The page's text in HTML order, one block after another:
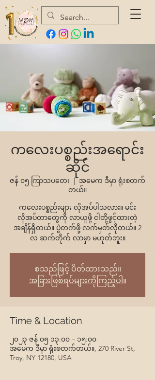
ကလေးပစ္စည်းအရောင်း
ဆိုင်
ဇန် ၀၅ ကြာသပတေး
  |
အမေက ဒီမှာ ရုံးစတက်
တယ်။
ကလေးပစ္စည်းများ လိုအပ်ပါသလား။ မင်း
လိုအပ်တာတွေကို လာယူဖို့ ငါတို့ဖွင့်ထားတဲ့
အချိန်ရှိတယ်။ ပွဲတက်ဖို့ လက်မှတ်လိုတယ်။ 2
လ ဆက်တိုက် လာမှာ မဟုတ်ဘူး။
စသည်ဖြင့် ပိတ်ထားသည်။
အခြားဖြစ်ရပ်များကိုကြည့်ပါ။
Time & Location
၂၀၂၃ ဇန် ၀၅ ၁၃:၀၀ – ၁၅:၀၀
အမေက ဒီမှာ ရုံးစတက်တယ်။, 270 River St,
Troy, NY 12180, USA